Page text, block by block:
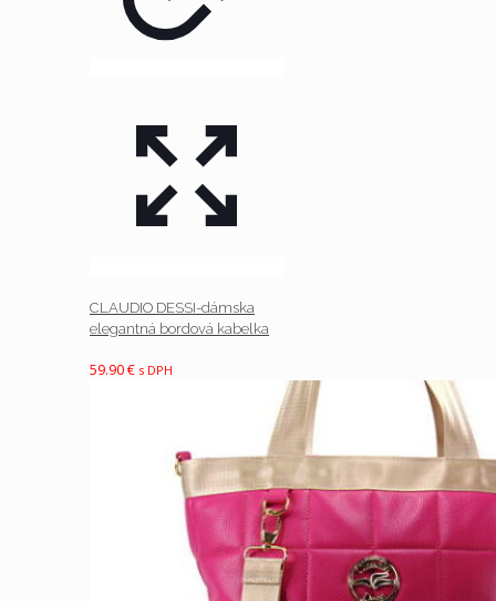
CLAUDIO DESSI-dámska
elegantná bordová kabelka
59.90€ s DPH